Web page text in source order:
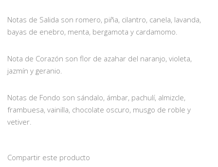
Notas de Salida son romero, piña, cilantro, canela, lavanda,
bayas de enebro, menta, bergamota y cardamomo.
Nota de Corazón son flor de azahar del naranjo, violeta,
jazmín y geranio.
Notas de Fondo son sándalo, ámbar, pachulí, almizcle,
frambuesa, vainilla, chocolate oscuro, musgo de roble y
vetiver.
Compartir este producto